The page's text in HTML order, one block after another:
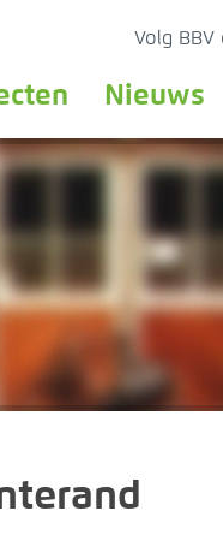
Volg BBV
Nieuws